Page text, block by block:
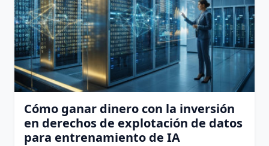
Cómo ganar dinero con la inversión
en derechos de explotación de datos
para entrenamiento de IA